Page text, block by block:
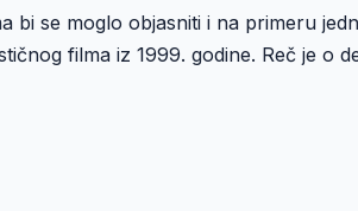
bi se moglo objasniti i na primeru
filma iz 1999. godine. Reč je o